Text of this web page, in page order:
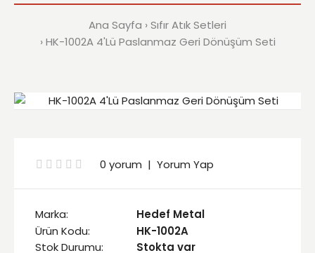
Ana Sayfa
Sıfır Atık Setleri
HK-1002A 4'Lü Paslanmaz Geri Dönüşüm Seti
0 yorum | Yorum Yap
Marka:
Hedef Metal
Ürün Kodu:
HK-1002A
Stok Durumu:
Stokta var